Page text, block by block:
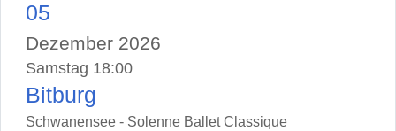
05
Dezember 2026
Samstag 18:00
Bitburg
Schwanensee - Solenne Ballet Classique